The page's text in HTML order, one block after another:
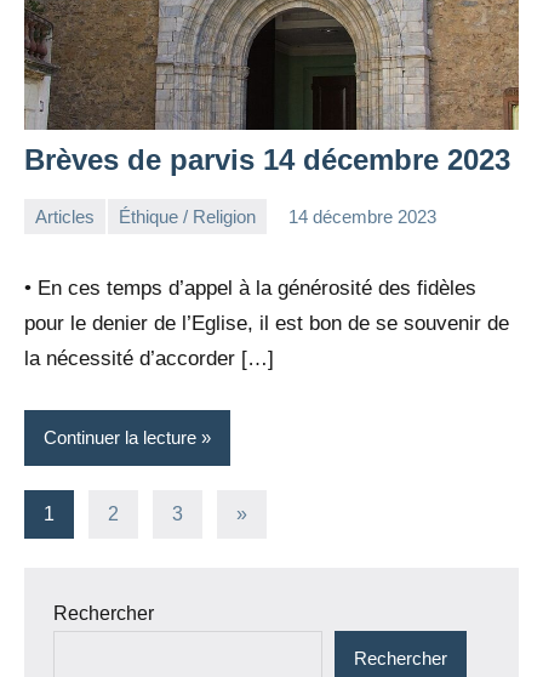
Brèves de parvis 14 décembre 2023
Articles Éthique / Religion 14 décembre 2023
• En ces temps d’appel à la générosité des fidèles
pour le denier de l’Eglise, il est bon de se souvenir de
la nécessité d’accorder […]
Continuer la lecture
Pagination
publications
1 2 3
Articles
»
Rechercher
Rechercher